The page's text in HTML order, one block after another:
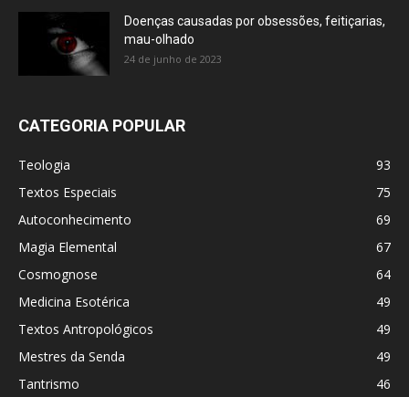
Doenças causadas por obsessões, feitiçarias,
mau-olhado
24 de junho de 2023
CATEGORIA POPULAR
Teologia
93
Textos Especiais
75
Autoconhecimento
69
Magia Elemental
67
Cosmognose
64
Medicina Esotérica
49
Textos Antropológicos
49
Mestres da Senda
49
Tantrismo
46